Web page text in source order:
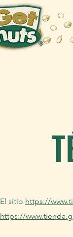
El sitio https://
https://